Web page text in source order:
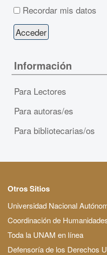
Recordar mis datos
Información
Para Lectores
Para autoras/es
Para bibliotecarias/os
Otros Sitios
Universidad Nacional
Coordinación de
Toda la UNAM en línea
Defensoría de los Derechos